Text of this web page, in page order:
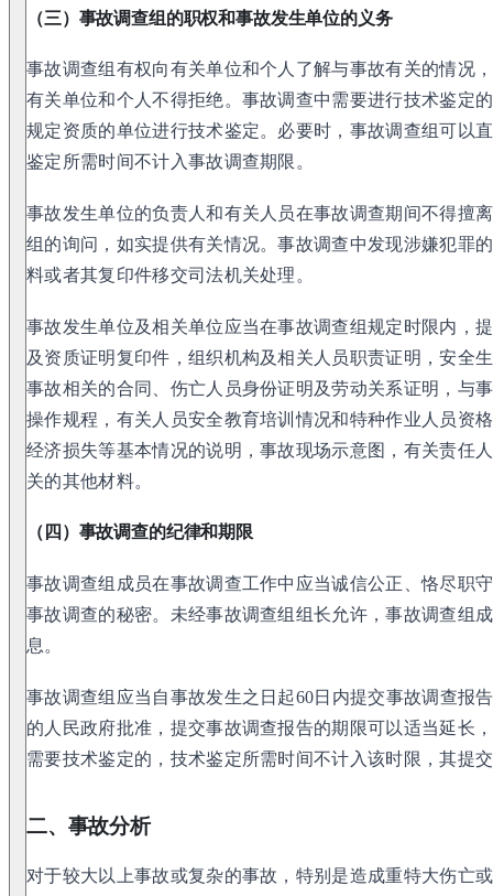
（三）事故调查组的职权和事故发生单位的义务
事故调查组有权向有关单位和个人了解与事故有关的情况
有关单位和个人不得拒绝。事故调查中需要进行技术鉴定
规定资质的单位进行技术鉴定。必要时，事故调查组可以
鉴定所需时间不计入事故调查期限。
事故发生单位的负责人和有关人员在事故调查期间不得擅
组的询问，如实提供有关情况。事故调查中发现涉嫌犯罪
料或者其复印件移交司法机关处理。
事故发生单位及相关单位应当在事故调查组规定时限内，
及资质证明复印件，组织机构及相关人员职责证明，安全
事故相关的合同、伤亡人员身份证明及劳动关系证明，与
操作规程，有关人员安全教育培训情况和特种作业人员资
经济损失等基本情况的说明，事故现场示意图，有关责任
关的其他材料。
（四）事故调查的纪律和期限
事故调查组成员在事故调查工作中应当诚信公正、恪尽职
事故调查的秘密。未经事故调查组组长允许，事故调查组
息。
事故调查组应当自事故发生之日起60日内提交事故调查报
的人民政府批准，提交事故调查报告的期限可以适当延长
需要技术鉴定的，技术鉴定所需时间不计入该时限，其提
二、事故分析
对于较大以上事故或复杂的事故，特别是造成重特大伤亡